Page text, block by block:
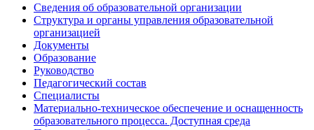
Сведения об образовательной организации
Структура и органы управления образовательной
организацией
Документы
Образование
Руководство
Педагогический состав
Специалисты
Материально-техническое обеспечение и оснащенность
образовательного процесса. Доступная среда